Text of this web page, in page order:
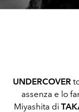
UNDERCOVER
assenza e lo
Miyashita di